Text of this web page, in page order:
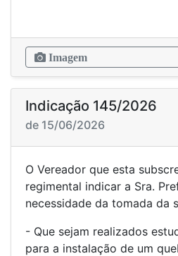
Imagem
Indicação 145/2026
de 15/06/2026
O Vereador que esta
regimental indicar a Sra.
necessidade da tomada da
- Que sejam realizados
para a instalação de um